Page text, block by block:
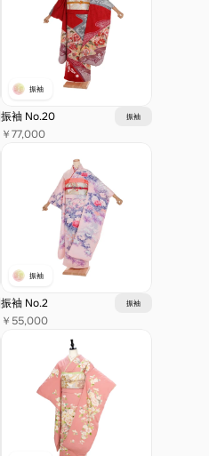
振袖
振袖 No.20 振袖
￥77,000
振袖
振袖 No.2 振袖
￥55,000